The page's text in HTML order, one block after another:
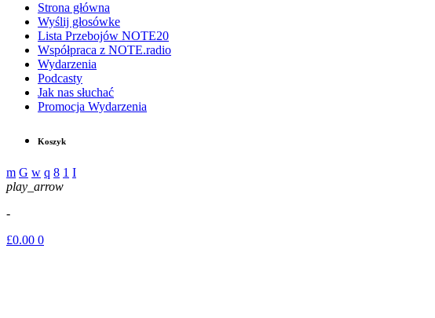
Strona główna
Wyślij głosówke
Lista Przebojów NOTE20
Współpraca z NOTE.radio
Wydarzenia
Podcasty
Jak nas słuchać
Promocja Wydarzenia
Koszyk
play_arrow
-
£0.00 0